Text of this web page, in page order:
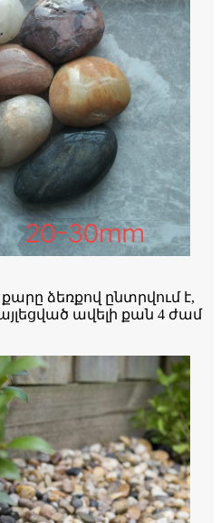
ձեռքով ընտրվում է,
ավելի քան 4 ժամ